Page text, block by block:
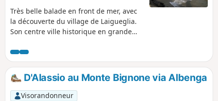
Très belle balade en front de mer, avec
la découverte du village de Laigueglia.
Son centre ville historique en grande
petites places et ruelles traditionnelles.
D'Alassio au Monte Bignone via Albenga
Visorandonneur